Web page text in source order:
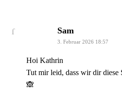
Sam
3. Februar 2026 18:57
Hoi Kathrin
Tut mir leid, dass wir dir diese
🙈